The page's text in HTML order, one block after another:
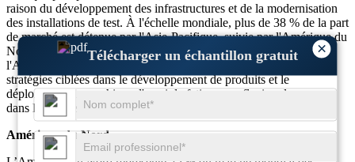
×
Télécharger un échantillon gratuit
raison du développement des infrastructures et de la modernisation
des installations de test. À l'échelle mondiale, plus de 38 % de la part
de marché est détenue par l'Asie-Pacifique, suivie par l'Amérique du
Nord avec 25 %, l'Europe avec 22 % et le Moyen-Orient et
l'Afrique avec 15 %. Cette segmentation géographique permet des
stratégies ciblées dans le développement de produits et le
déploiement de machines d'essai de fatigue par flexion des roues
dans les clusters industriels.
Amérique du Nord